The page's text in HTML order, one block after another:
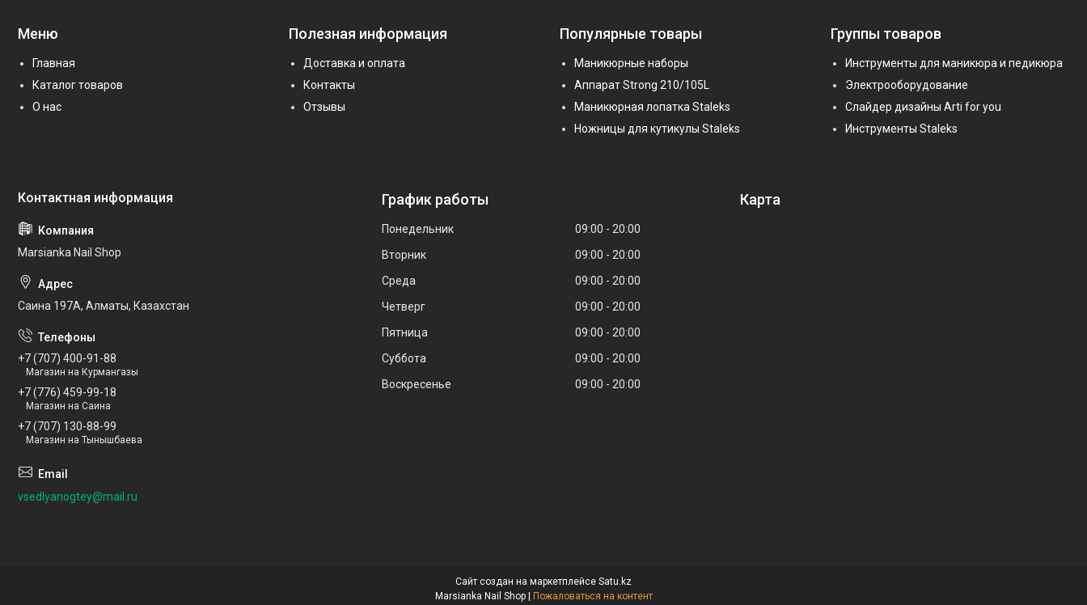
Меню
Главная
Каталог товаров
О нас
Полезная информация
Доставка и оплата
Контакты
Отзывы
Популярные товары
Маникюрные наборы
Аппарат Strong 210/105L
Маникюрная лопатка Staleks
Ножницы для кутикулы Staleks
Группы товаров
Инструменты для маникюра и педикюра
Электрооборудование
Слайдер дизайны Arti for you
Инструменты Staleks
Marsianka Nail Shop
Саина 197А, Алматы, Казахстан
+7 (707) 400-91-88
Магазин на Курмангазы
+7 (776) 459-99-18
Магазин на Саина
+7 (707) 130-88-99
Магазин на Тынышбаева
vsedlyanogtey@mail.ru
График работы
Понедельник 09:00
20:00
Вторник
09:00
20:00
Среда
09:00
20:00
Четверг
09:00
20:00
Пятница
09:00
20:00
Суббота
09:00
20:00
Воскресенье
09:00 20:00
Карта
Сайт создан на маркетплейсе Satu.kz
Пожаловаться на контент